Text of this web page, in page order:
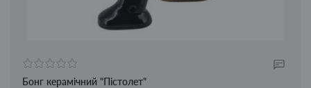
Бонг керамічний "Пістолет"